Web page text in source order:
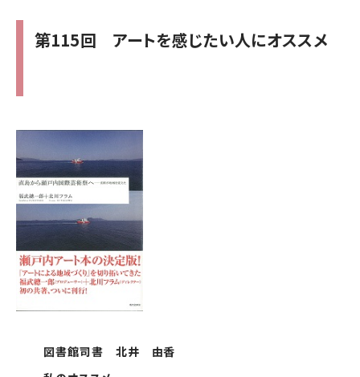
第115回 アートを感じたい人にオススメ
図書館司書 北井 由香